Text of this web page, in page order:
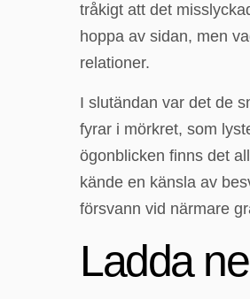
tråkigt att det
hoppa av sidan, men
relationer.
I slutändan var det de
fyrar i mörkret, som
ögonblicken finns det
kände en känsla av
försvann vid närmare
Ladda